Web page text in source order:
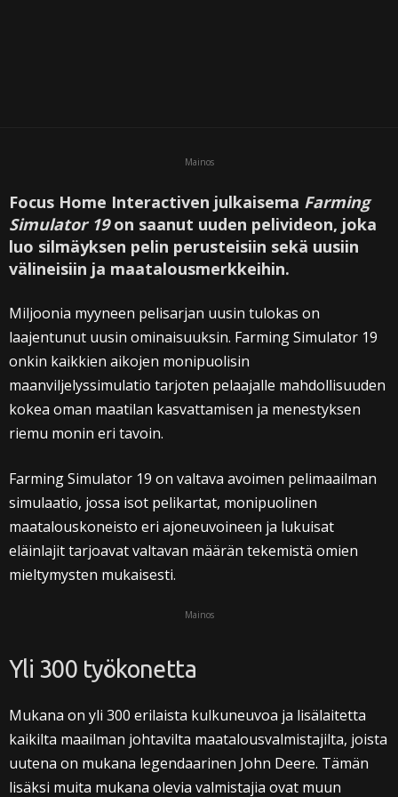
Mainos
Focus Home Interactiven julkaisema Farming
Simulator 19on saanut uuden pelivideon, joka
luo silmäyksen pelin perusteisiin sekä uusiin
välineisiin ja maatalousmerkkeihin.
Miljoonia myyneen pelisarjan uusin tulokas on
laajentunut uusin ominaisuuksin. Farming Simulator 19
onkin kaikkien aikojen monipuolisin
maanviljelyssimulatio tarjoten pelaajalle mahdollisuuden
kokea oman maatilan kasvattamisen ja menestyksen
riemu monin eri tavoin.
Farming Simulator 19 on valtava avoimen pelimaailman
simulaatio, jossa isot pelikartat, monipuolinen
maatalouskoneisto eri ajoneuvoineen ja lukuisat
eläinlajit tarjoavat valtavan määrän tekemistä omien
mieltymysten mukaisesti.
Mainos
Yli 300 työkonetta
Mukana on yli 300 erilaista kulkuneuvoa ja lisälaitetta
kaikilta maailman johtavilta maatalousvalmistajilta, joista
uutena on mukana legendaarinen John Deere. Tämän
lisäksi muita mukana olevia valmistajia ovat muun